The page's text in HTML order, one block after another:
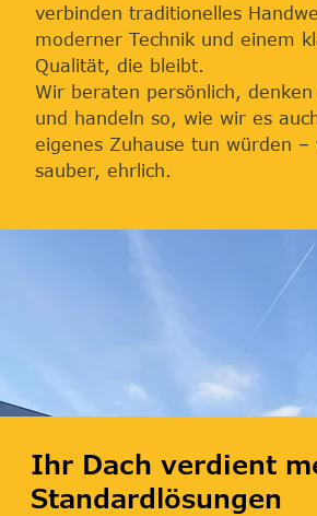
verbinden traditionelles
moderner Technik und einem
Qualität, die bleibt.
Wir beraten persönlich, denken
und handeln so, wie wir es
eigenes Zuhause tun würden –
sauber, ehrlich.
Ihr Dach verdient
Standardlösungen